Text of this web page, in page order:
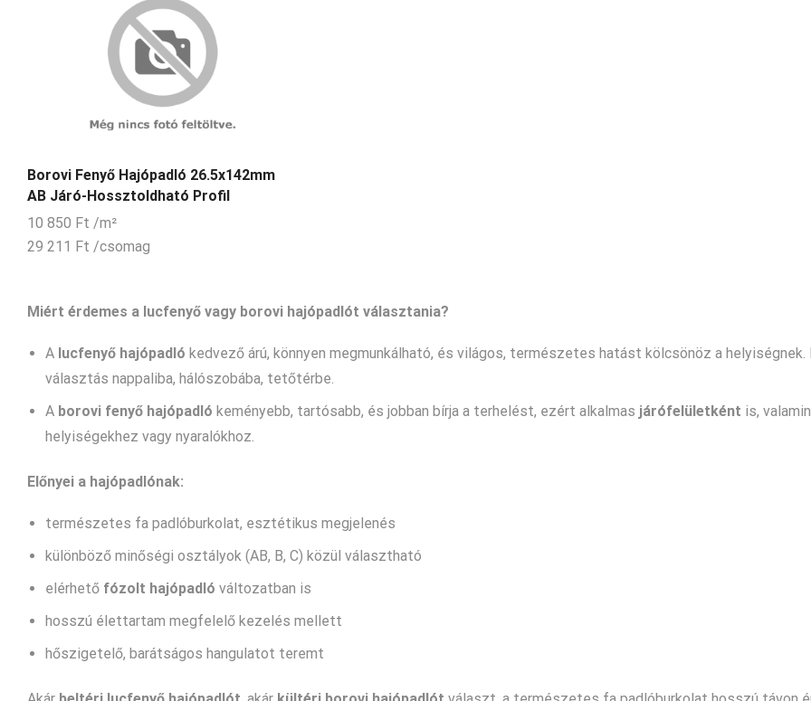
Borovi Fenyő Hajópadló 26.5x142mm
AB Járó-Hossztoldható Profil
10 850 Ft /m²
29 211 Ft /csomag
Miért érdemes a lucfenyő vagy borovi hajópadlót választania?
A lucfenyő hajópadló kedvező árú, könnyen megmunkálható, és világos, természetes hatást kölcsönöz a helyiségnek.
választás nappaliba, hálószobába, tetőtérbe.
A borovi fenyő hajópadló keményebb, tartósabb, és jobban bírja a terhelést, ezért alkalmas járófelületként is,
helyiségekhez vagy nyaralókhoz.
Előnyei a hajópadlónak:
természetes fa padlóburkolat, esztétikus megjelenés
különböző minőségi osztályok (AB, B, C) közül választható
elérhető fózolt hajópadló változatban is
hosszú élettartam megfelelő kezelés mellett
hőszigetelő, barátságos hangulatot teremt